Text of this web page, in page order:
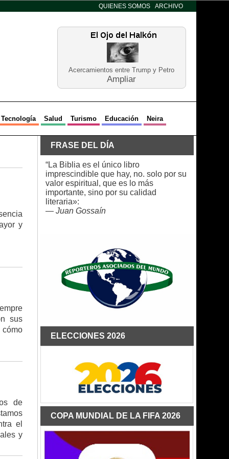
QUIENES SOMOS ARCHIVO
Acercamientos entre Trump y Petro
Ampliar
Tecnología Salud Turismo Educación Neira
y
sus
de
el
y
FRASE DEL DÍA
“La Biblia es el único libro
imprescindible que hay, no. solo por su
valor espiritual, que es lo más
importante, sino por su calidad
literaria»:
— Juan Gossaín
ELECCIONES 2026
COPA MUNDIAL DE LA FIFA 2026